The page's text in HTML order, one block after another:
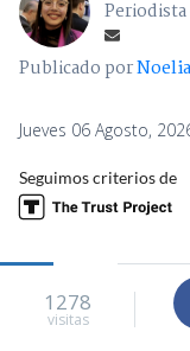
Publicado por
Jueves 06 Agosto,
Seguimos criterios de
1278
visitas